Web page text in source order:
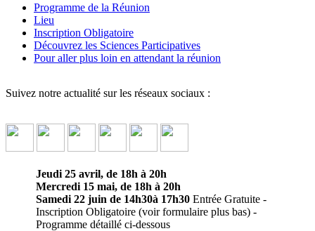
Venez en savoir plus sur tous les séjours qui vous sont proposés
en Provence et ailleurs dans le Monde !
détaillé plus bas ↓
Programme de la Réunion
Lieu
Inscription Obligatoire
Découvrez les Sciences Participatives
Pour aller plus loin en attendant la réunion
Suivez notre actualité sur les réseaux sociaux :
Jeudi 25 avril, de 18h à 20h
Mercredi 15 mai, de 18h à 20h
Samedi 22 juin de 14h30à 17h30 Entrée Gratuite -
Inscription Obligatoire (voir formulaire plus bas) -
Programme détaillé ci-dessous